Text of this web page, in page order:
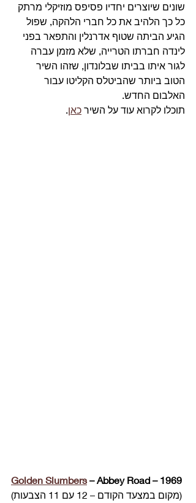
שונים שיוצרים יחדיו פסיפס מוזיקלי מרתק
כל כך הלהיב את כל חברי הלהקה, שפול
הגיע הביתה שטוף אדרנלין והתפאר בפני
לינדה חברתו הטרייה, שלא מזמן עברה
לגור איתו בביתו שבלונדון, שזהו השיר
הטוב ביותר שהביטלס הקליטו עבור
האלבום החדש.
תוכלו לקרוא עוד על השיר כאן.
Golden Slumbers – Abbey Road – 1969
(מקום במצעד הקודם – 12 עם 11 הצבעות)